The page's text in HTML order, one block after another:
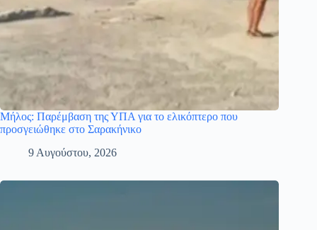
Μήλος: Παρέμβαση της ΥΠΑ για το ελικόπτερο που
προσγειώθηκε στο Σαρακήνικο
9 Αυγούστου, 2026